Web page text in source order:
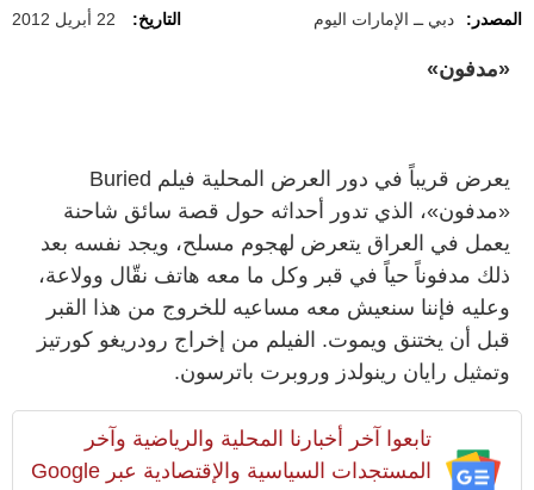
المصدر: دبي ــ الإمارات اليوم التاريخ: 22 أبريل 2012
«مدفون»
يعرض قريباً في دور العرض المحلية فيلم Buried
«مدفون»، الذي تدور أحداثه حول قصة سائق شاحنة
يعمل في العراق يتعرض لهجوم مسلح، ويجد نفسه بعد
ذلك مدفوناً حياً في قبر وكل ما معه هاتف نقّال وولاعة،
وعليه فإننا سنعيش معه مساعيه للخروج من هذا القبر
قبل أن يختنق ويموت. الفيلم من إخراج رودريغو كورتيز
وتمثيل رايان رينولدز وروبرت باترسون.
تابعوا آخر أخبارنا المحلية والرياضية وآخر
المستجدات السياسية والإقتصادية عبر Google